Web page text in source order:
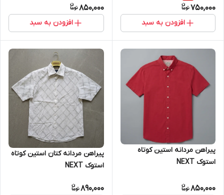
750,000
افزودن به سبد
850,000
افزودن به سبد
پیراهن مردانه استین کوتاه
استوک NEXT
850,000
پیراهن مردانه کتان استین کوتاه
استوک NEXT
890,000